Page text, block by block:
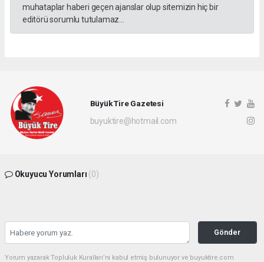
muhataplar haberi geçen ajanslar olup sitemizin hiç bir
editörü sorumlu tutulamaz...
Büyük Tire Gazetesi
buyuktire@hotmail.com
Okuyucu Yorumları (0)
Gönder
Yorum yazarak Topluluk Kuralları’nı kabul etmiş bulunuyor ve buyuktire.com